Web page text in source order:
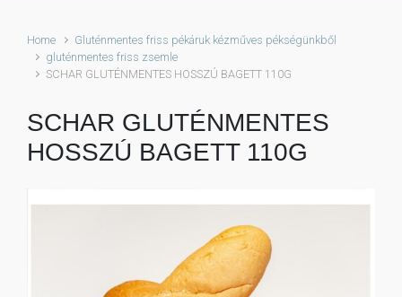
Home
Gluténmentes friss pékáruk kézműves pékségünkből
gluténmentes friss zsemle
SCHAR GLUTÉNMENTES HOSSZÚ BAGETT 110G
SCHAR GLUTÉNMENTES
HOSSZÚ BAGETT 110G